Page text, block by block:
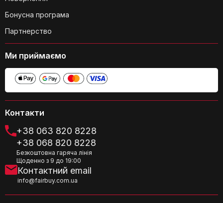
Чи можна використовувати
термокухоль для зберігання напоїв з
газом?
Який об'єм термокухлі?
Контакти
+38 063 820 8228
+38 068 820 8228
Безкоштовна гаряча лінія
Щоденно з 9 до 19:00
Контактний email
info@fairbuy.com.ua
Бонусна програма
Партнерство
Ми приймаємо